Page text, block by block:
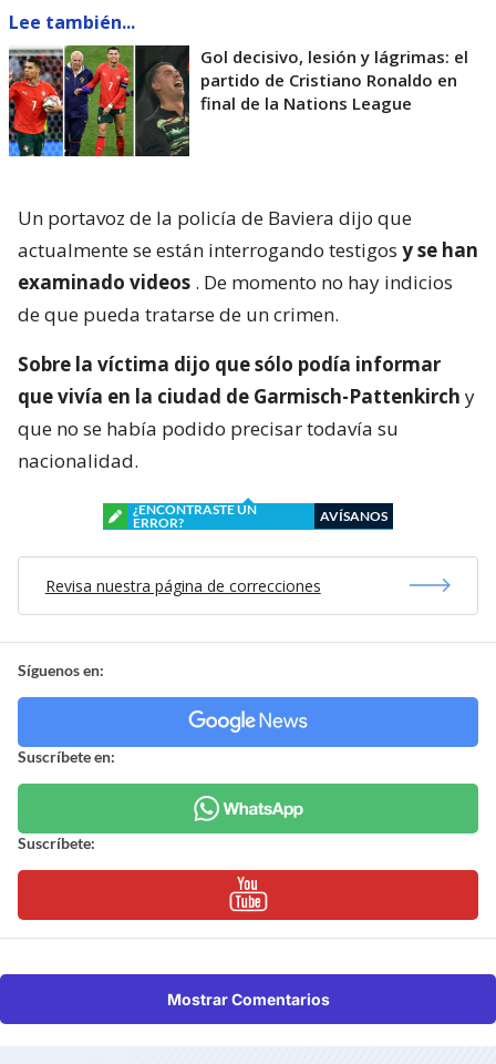
Lee también...
Gol decisivo, lesión y lágrimas: el
partido de Cristiano Ronaldo en
final de la Nations League
Un portavoz de la policía de Baviera dijo que
actualmente se están interrogando testigos y se han
examinado videos . De momento no hay indicios
de que pueda tratarse de un crimen.
Sobre la víctima dijo que sólo podía informar
que vivía en la ciudad de Garmisch-Pattenkirch y
que no se había podido precisar todavía su
nacionalidad.
¿ENCONTRASTE UN
ERROR?
AVÍSANOS
Revisa nuestra página de correcciones
Síguenos en:
Suscríbete en:
Suscríbete:
Mostrar Comentarios